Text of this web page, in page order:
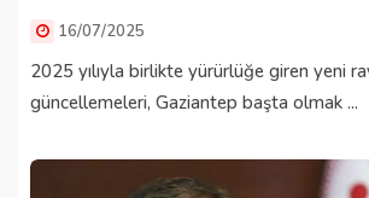
16/07/2025
2025 yılıyla birlikte yürürlüğe giren yeni
güncellemeleri, Gaziantep başta olmak ...